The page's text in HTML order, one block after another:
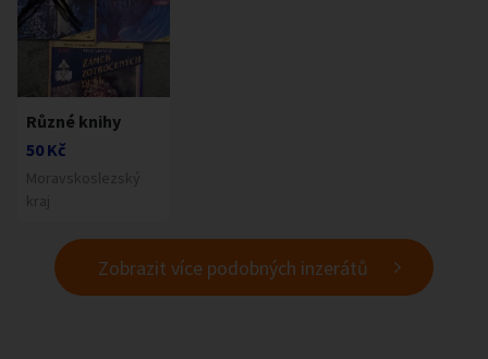
Různé knihy
50 Kč
Zobrazit více podobných inzerátů